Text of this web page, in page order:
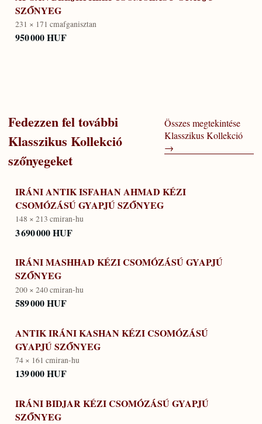
SZŐNYEG
231 × 171 cmafganisztan
950 000 HUF
Fedezzen fel további
Klasszikus Kollekció
szőnyegeket
Összes megtekintése
Klasszikus Kollekció
→
IRÁNI ANTIK ISFAHAN AHMAD KÉZI
CSOMÓZÁSÚ GYAPJÚ SZŐNYEG
148 × 213 cmiran-hu
3 690 000 HUF
IRÁNI MASHHAD KÉZI CSOMÓZÁSÚ GYAPJÚ
SZŐNYEG
200 × 240 cmiran-hu
589 000 HUF
ANTIK IRÁNI KASHAN KÉZI CSOMÓZÁSÚ
GYAPJÚ SZŐNYEG
74 × 161 cmiran-hu
139 000 HUF
IRÁNI BIDJAR KÉZI CSOMÓZÁSÚ GYAPJÚ
SZŐNYEG